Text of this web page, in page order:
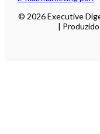
© 2026 Executive
|